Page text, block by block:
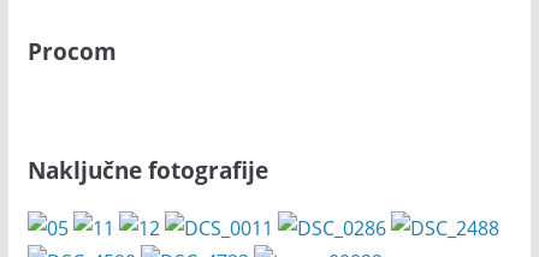
Procom
Naključne fotografije